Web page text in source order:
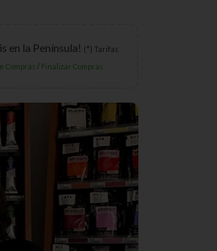
en la Península! (*) Tarifas
Compras / Finalizar Compras